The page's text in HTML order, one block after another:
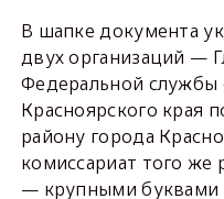
В шапке документа
двух организаций —
Федеральной службы
Красноярского края
району города
комиссариат того же
— крупными буквами